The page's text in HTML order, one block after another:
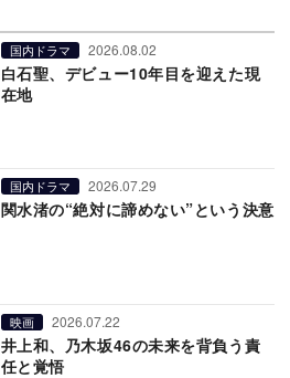
国内ドラマ 2026.08.02
白石聖、デビュー10年目を迎えた現
在地
国内ドラマ 2026.07.29
関水渚の“絶対に諦めない”という決意
映画 2026.07.22
井上和、乃木坂46の未来を背負う責
任と覚悟